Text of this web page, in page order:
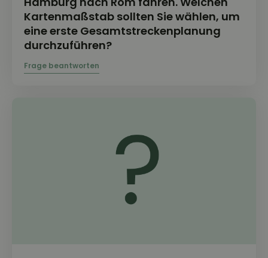
Kartenmaßstab sollten Sie wählen, um
eine erste Gesamtstreckenplanung
durchzuführen?